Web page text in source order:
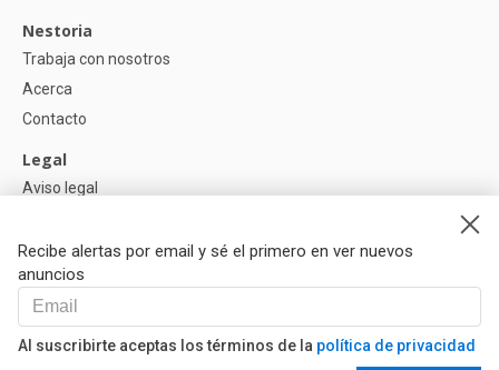
Recibe alertas por email y sé el primero en ver nuevos
anuncios
Al suscribirte aceptas los términos de la política de privacidad
Nestoria
Trabaja con nosotros
Acerca
Contacto
Legal
Aviso legal
Política de Cookies
Ayuda
Preguntas
Nuestros Partners